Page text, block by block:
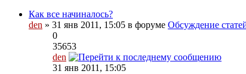
Как все начиналось?
den » 31 янв 2011, 15:05 в форуме Обсуждение
0
35653
den
31 янв 2011, 15:05